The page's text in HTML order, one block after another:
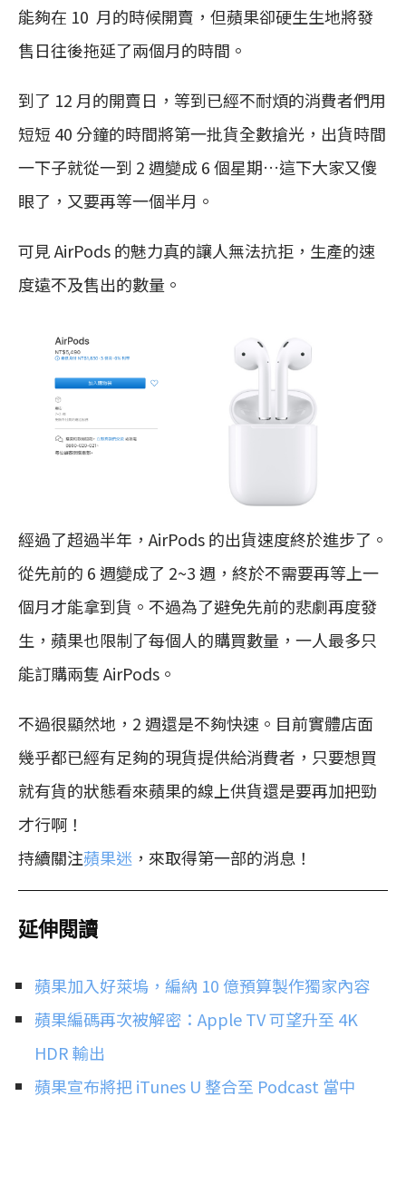
能夠在 10 月的時候開賣，但蘋果卻硬生生地將發
售日往後拖延了兩個月的時間。
到了 12 月的開賣日，等到已經不耐煩的消費者們用
短短 40 分鐘的時間將第一批貨全數搶光，出貨時間
一下子就從一到 2 週變成 6 個星期…這下大家又傻
眼了，又要再等一個半月。
可見 AirPods 的魅力真的讓人無法抗拒，生產的速
度遠不及售出的數量。
經過了超過半年，AirPods 的出貨速度終於進步了。
從先前的 6 週變成了 2~3 週，終於不需要再等上一
個月才能拿到貨。不過為了避免先前的悲劇再度發
生，蘋果也限制了每個人的購買數量，一人最多只
能訂購兩隻 AirPods。
不過很顯然地，2 週還是不夠快速。目前實體店面
幾乎都已經有足夠的現貨提供給消費者，只要想買
就有貨的狀態看來蘋果的線上供貨還是要再加把勁
才行啊！
持續關注蘋果迷 ，來取得第一部的消息！
延伸閱讀
蘋果加入好萊塢，編納 10 億預算製作獨家內容
蘋果編碼再次被解密：Apple TV 可望升至 4K
HDR 輸出
蘋果宣布將把 iTunes U 整合至 Podcast 當中